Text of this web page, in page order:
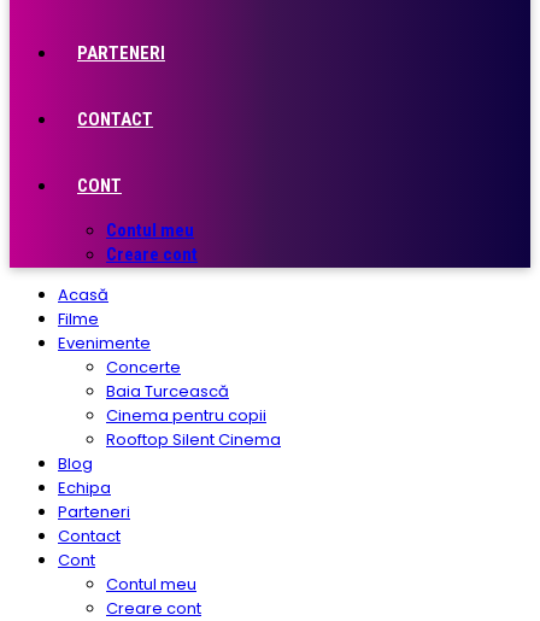
PARTENERI
CONTACT
CONT
Contul meu
Creare cont
Acasă
Filme
Evenimente
Concerte
Baia Turcească
Cinema pentru copii
Rooftop Silent Cinema
Blog
Echipa
Parteneri
Contact
Cont
Contul meu
Creare cont